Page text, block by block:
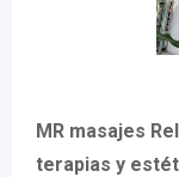
MR masajes
terapias y